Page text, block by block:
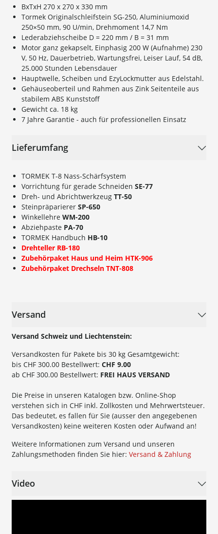
BxTxH 270 x 270 x 330 mm
Tormek Originalschleifstein SG-250, Aluminiumoxid
250×50 mm, 90 U/min, Drehmoment 14,7 Nm
Lederabziehscheibe D = 220 mm / B = 31 mm
Motor ganz gekapselt, Einphasig 200 W (Aufnahme) 230
V, 50 Hz, Dauerbetrieb, Wartungsfrei, Leiser Lauf, 54 dB,
25.000 Stunden Lebensdauer
Hauptwelle, Scheiben und EzyLock­mutter aus Edelstahl.
Gehäuseoberteil und Rahmen aus Zink Seitenteile aus
stabilem ABS Kunststoff
Gewicht ca. 18 kg
7 Jahre Garantie - auch für professionellen Einsatz
Lieferumfang
TORMEK T-8 Nass-Schärfsystem
Vorrichtung für gerade Schneiden SE-77
Dreh- und Abrichtwerkzeug TT-50
Steinpräparierer SP-650
Winkellehre WM-200
Abziehpaste PA-70
TORMEK Handbuch HB-10
Drehteller RB-180
Zubehörpaket Haus und Heim HTK-906
Zubehörpaket Drechseln TNT-808
Versand
Versand Schweiz und Liechtenstein:
Versandkosten für Pakete bis 30 kg Gesamtgewicht:
bis CHF 300.00 Bestellwert: CHF 9.00
ab CHF 300.00 Bestellwert: FREI HAUS VERSAND
Die Preise in unseren Katalogen bzw. Online-Shop
verstehen sich in CHF inkl. Zollkosten und Mehrwertsteuer.
Das bedeutet, es fallen für Sie (ausser den angegebenen
Versandkosten) keine weiteren Kosten oder Aufwand an!
Weitere Informationen zum Versand und unseren
Zahlungsmethoden finden Sie hier: Versand & Zahlung
Video